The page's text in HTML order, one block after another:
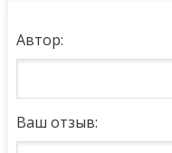
Автор:
Ваш отзыв: